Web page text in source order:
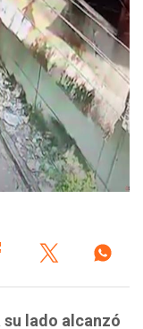
su lado alcanzó